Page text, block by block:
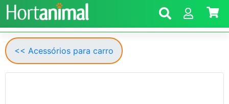
<< Acessórios para carro